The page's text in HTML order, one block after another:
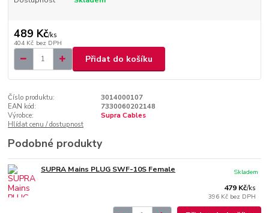
489 Kč/ks
404 Kč bez DPH
Přidat do košíku
Číslo produktu:
3014000107
EAN kód:
7330060202148
Výrobce:
Supra Cables
Hlídat cenu / dostupnost
Podobné produkty
SUPRA Mains PLUG SWF-10S Female
479 Kč/ks
396 Kč bez DPH
Skladem